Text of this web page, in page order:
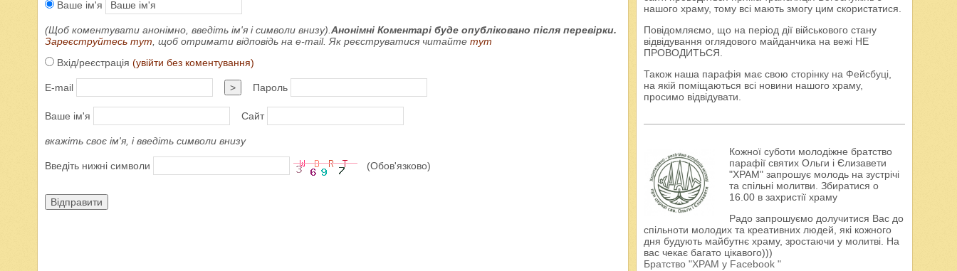
Ваше ім'я
(Щоб коментувати анонімно, введіть ім'я і символи внизу).Анонімні Коментарі буде опубліковано після перевірки.
Зареєструйтесь тут, щоб отримати відповідь на e-mail. Як реєструватися читайте тут
Вхід/реєстрація (увійти без коментування)
E-mail > Пароль
Ваше ім'я Сайт
вкажіть своє ім'я, і введіть символи внизу
Введіть нижні символи (Обов'язково)
Відправити
нашого храму, тому всі мають змогу цим скористатися.
Повідомляємо, що на період дії військового стану
відвідування оглядового майданчика на вежі НЕ
ПРОВОДИТЬСЯ.
Також наша парафія має свою сторінку на Фейсбуці,
на якій поміщаються всі новини нашого храму,
просимо відвідувати.
Кожної суботи молодіжне братство
парафії святих Ольги і Єлизавети
"ХРАМ" запрошує молодь на зустрічі
та спільні молитви. Збиратися о
16.00 в захристії храму
Радо запрошуємо долучитися Вас до
спільноти молодих та креативних людей, які кожного
дня будують майбутнє храму, зростаючи у молитві. На
вас чекає багато цікавого)))
Братство "ХРАМ у Facebook "